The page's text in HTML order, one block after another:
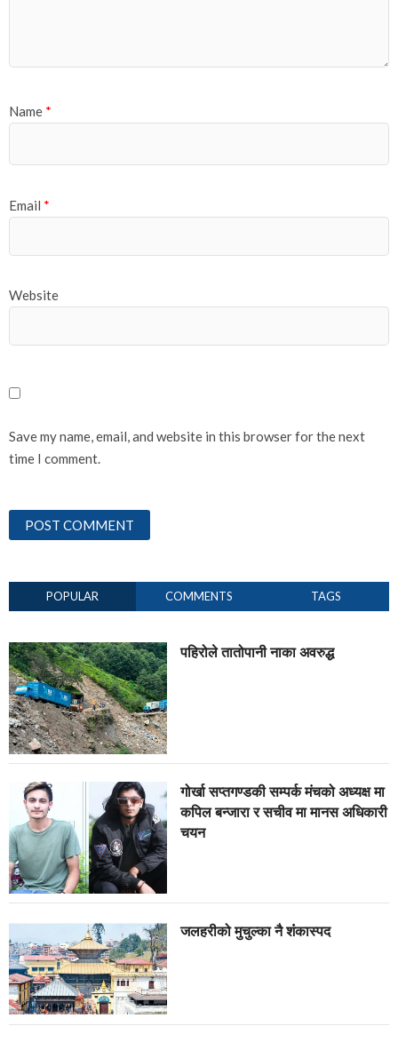
Name *
Email *
Website
Save my name, email, and website in this browser for the next
time I comment.
POPULAR COMMENTS TAGS
पहिरोले तातोपानी नाका अवरुद्ध
गोर्खा सप्तगण्डकी सम्पर्क मंचको अध्यक्ष मा
कपिल बन्जारा र सचीव मा मानस अधिकारी
चयन
जलहरीको मुचुल्का नै शंंकास्पद